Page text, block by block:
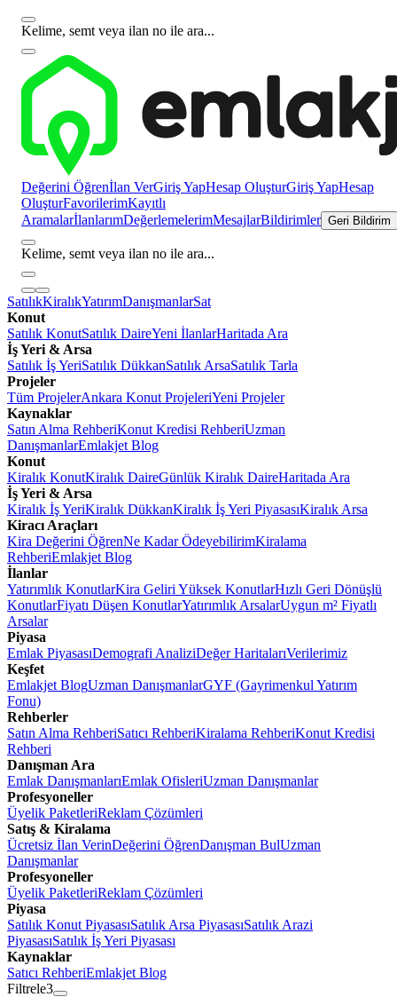
Kelime, semt veya ilan no ile ara...
Değerini Öğrenİlan VerGiriş YapHesap OluşturGiriş YapHesap
OluşturFavorilerimKayıtlı
AramalarİlanlarımDeğerlemelerimMesajlarBildirimler Geri Bildirim
Kelime, semt veya ilan no ile ara...
SatılıkKiralıkYatırımDanışmanlarSat
Konut
Satılık KonutSatılık DaireYeni İlanlarHaritada Ara
İş Yeri & Arsa
Satılık İş YeriSatılık DükkanSatılık ArsaSatılık Tarla
Projeler
Tüm ProjelerAnkara Konut ProjeleriYeni Projeler
Kaynaklar
Satın Alma RehberiKonut Kredisi RehberiUzman
DanışmanlarEmlakjet Blog
Konut
Kiralık KonutKiralık DaireGünlük Kiralık DaireHaritada Ara
İş Yeri & Arsa
Kiralık İş YeriKiralık DükkanKiralık İş Yeri PiyasasıKiralık Arsa
Kiracı Araçları
Kira Değerini ÖğrenNe Kadar ÖdeyebilirimKiralama
RehberiEmlakjet Blog
İlanlar
Yatırımlık KonutlarKira Geliri Yüksek KonutlarHızlı Geri Dönüşlü
KonutlarFiyatı Düşen KonutlarYatırımlık ArsalarUygun m² Fiyatlı
Arsalar
Piyasa
Emlak PiyasasıDemografi AnaliziDeğer HaritalarıVerilerimiz
Keşfet
Emlakjet BlogUzman DanışmanlarGYF (Gayrimenkul Yatırım
Fonu)
Rehberler
Satın Alma RehberiSatıcı RehberiKiralama RehberiKonut Kredisi
Rehberi
Danışman Ara
Emlak DanışmanlarıEmlak OfisleriUzman Danışmanlar
Profesyoneller
Üyelik PaketleriReklam Çözümleri
Satış & Kiralama
Ücretsiz İlan VerinDeğerini ÖğrenDanışman BulUzman
Danışmanlar
Profesyoneller
Üyelik PaketleriReklam Çözümleri
Piyasa
Satılık Konut PiyasasıSatılık Arsa PiyasasıSatılık Arazi
PiyasasıSatılık İş Yeri Piyasası
Kaynaklar
Satıcı RehberiEmlakjet Blog
Filtrele3